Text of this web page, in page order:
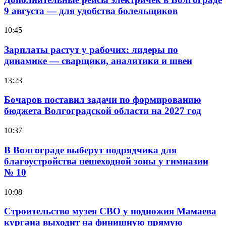
9 августа — для удобства болельщиков
10:45
Зарплаты растут у рабочих: лидеры по
динамике — сварщики, аналитики и швеи
13:23
Бочаров поставил задачи по формированию
бюджета Волгоградской области на 2027 год
10:37
В Волгограде выберут подрядчика для
благоустройства пешеходной зоны у гимназии
№ 10
10:08
Строительство музея СВО у подножия Мамаева
кургана выходит на финишную прямую